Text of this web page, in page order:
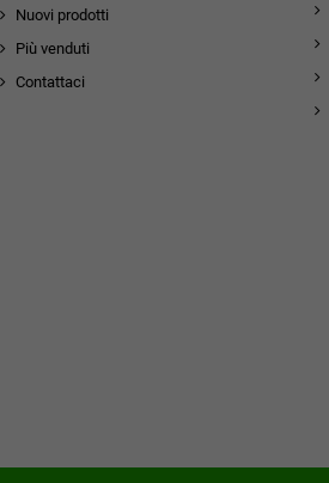
Nuovi prodotti
Più venduti
Contattaci